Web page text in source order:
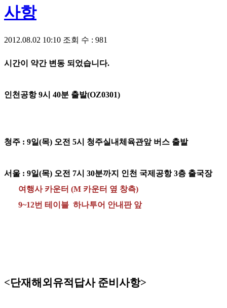
사항
2012.08.02 10:10 조회 수 : 981
시간이 약간 변동 되었습니다.
인천공항 9시 40분 출발(OZ0301)
청주 : 9일(목) 오전 5시 청주실내체육관앞 버스 출발
서울 : 9일(목) 오전 7시 30분까지 인천 국제공항 3층 출국장
여행사 카운터 (M 카운터 옆 창측)
9~12번 테이블 하나투어 안내판 앞
<단재해외유적답사 준비사항>